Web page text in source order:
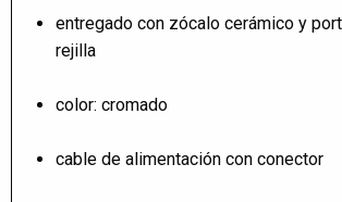
entregado con zócalo cerámico y
rejilla
color: cromado
cable de alimentación con conector